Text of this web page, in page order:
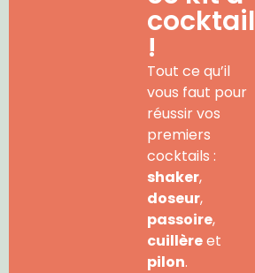
cocktail
!
Tout ce qu’il
vous faut pour
réussir vos
premiers
cocktails :
shaker,
doseur,
passoire,
cuillèreet
pilon.